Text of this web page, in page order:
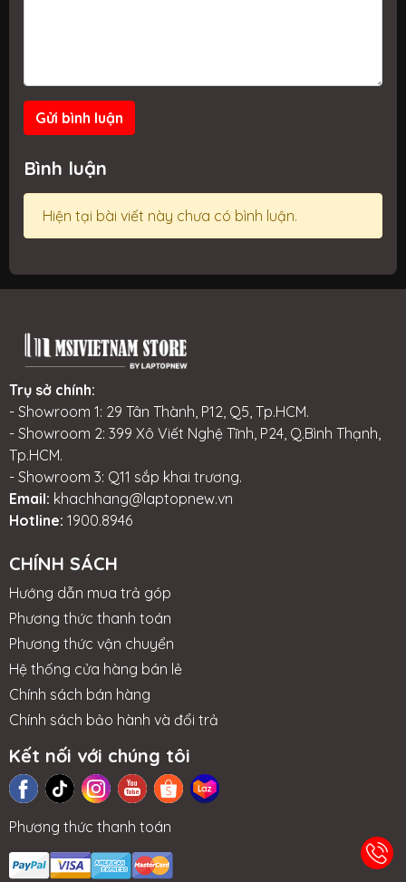
Gửi bình luận
Bình luận
Hiện tại bài viết này chưa có bình luận.
Trụ sở chính:
- Showroom 1: 29 Tân Thành, P12, Q5, Tp.HCM.
- Showroom 2: 399 Xô Viết Nghệ Tĩnh, P24, Q.Bình Thạnh,
Tp.HCM.
- Showroom 3: Q11 sắp khai trương.
Email: khachhang@laptopnew.vn
Hotline: 1900.8946
CHÍNH SÁCH
Hướng dẫn mua trả góp
Phương thức thanh toán
Phương thức vận chuyển
Hệ thống cửa hàng bán lẻ
Chính sách bán hàng
Chính sách bảo hành và đổi trả
Kết nối với chúng tôi
Phương thức thanh toán